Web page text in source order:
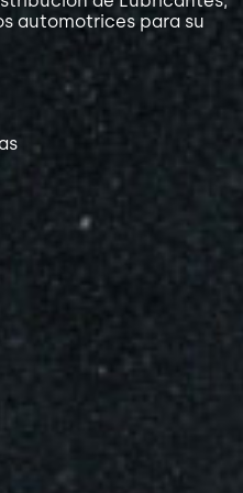
automotrices para su